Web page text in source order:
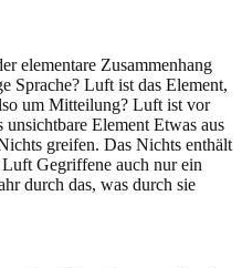
elementare Zusammenhang
Sprache? Luft ist das Element,
um Mitteilung? Luft ist vor
Element Etwas aus
greifen. Das Nichts enthält
Gegriffene auch nur ein
durch das, was durch sie